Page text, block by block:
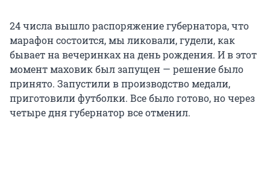
24 числа вышло распоряжение губернатора, что
марафон состоится, мы ликовали, гудели, как
бывает на вечеринках на день рождения. И в этот
момент маховик был запущен — решение было
принято. Запустили в производство медали,
приготовили футболки. Все было готово, но через
четыре дня губернатор все отменил.